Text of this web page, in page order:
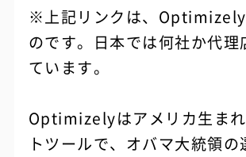
※上記リンクは、Optimizely
のです。日本では何社か代理
ています。
Optimizelyはアメリカ生ま
トツールで、オバマ大統領の